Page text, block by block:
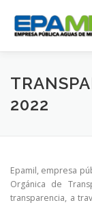
contenido
CONÓCENOS
GESTIÓN
2022
Epamil, empresa
Orgánica de
transparencia, a